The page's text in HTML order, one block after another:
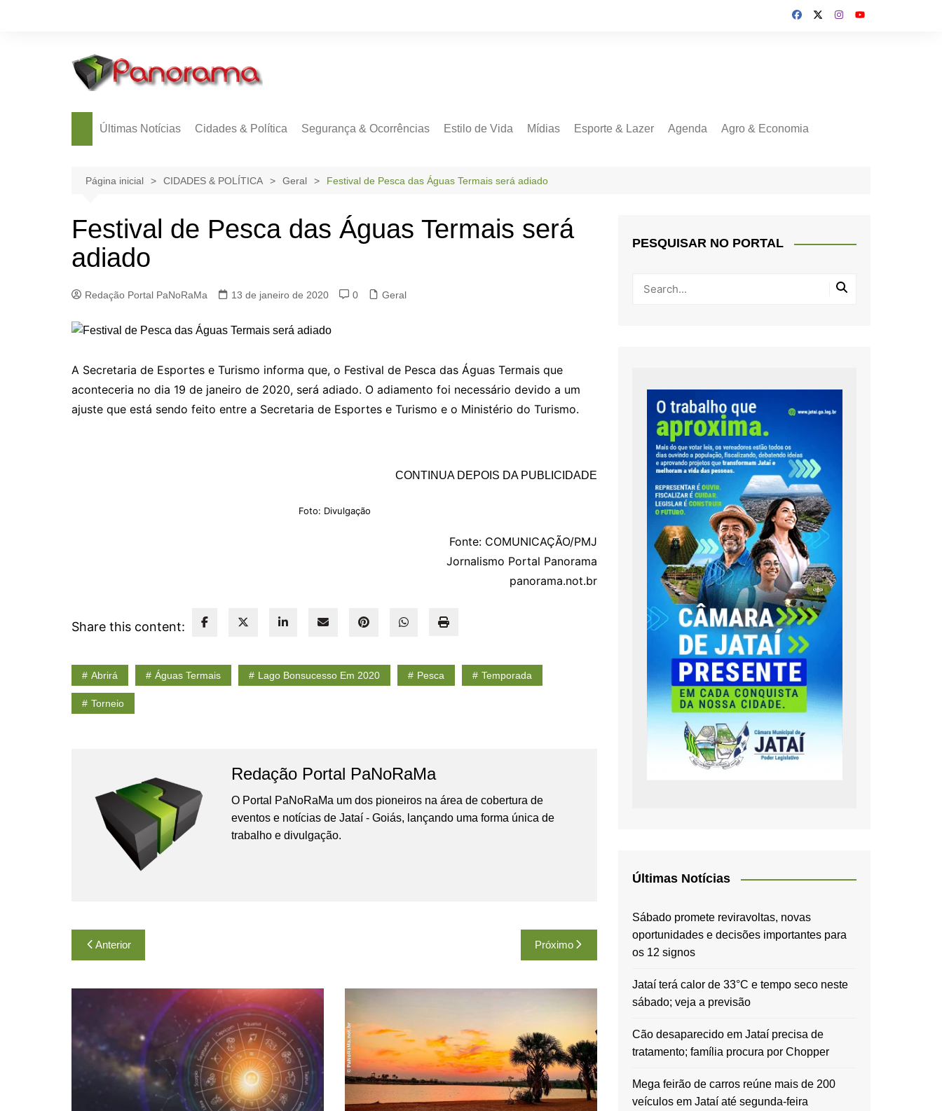
Últimas Notícias Cidades & Política Segurança & Ocorrências Estilo de Vida Mídias Esporte & Lazer Agenda Agro & Economia
Página inicial CIDADES & POLÍTICA Geral Festival de Pesca das Águas Termais será adiado
Festival de Pesca das Águas Termais será
adiado
Redação Portal PaNoRaMa 13 de janeiro de 2020 0 Geral
A Secretaria de Esportes e Turismo informa que, o Festival de Pesca das Águas Termais que
aconteceria no dia 19 de janeiro de 2020, será adiado. O adiamento foi necessário devido a um
ajuste que está sendo feito entre a Secretaria de Esportes e Turismo e o Ministério do Turismo.
CONTINUA DEPOIS DA PUBLICIDADE
Foto: Divulgação
Fonte: COMUNICAÇÃO/PMJ
Jornalismo Portal Panorama
panorama.not.br
Share this content:
Abrirá Águas Termais Lago Bonsucesso Em 2020 Pesca Temporada
Torneio
Redação Portal PaNoRaMa
O Portal PaNoRaMa um dos pioneiros na área de cobertura de
eventos e notícias de Jataí - Goiás, lançando uma forma única de
trabalho e divulgação.
Navegação
de
Post
Anterior Próximo
PESQUISAR NO PORTAL
Últimas Notícias
Sábado promete reviravoltas, novas
oportunidades e decisões importantes para
os 12 signos
Jataí terá calor de 33°C e tempo seco neste
sábado; veja a previsão
Cão desaparecido em Jataí precisa de
tratamento; família procura por Chopper
Mega feirão de carros reúne mais de 200
veículos em Jataí até segunda-feira